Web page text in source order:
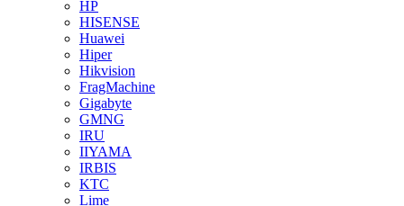
HP
HISENSE
Huawei
Hiper
Hikvision
FragMachine
Gigabyte
GMNG
IRU
IIYAMA
IRBIS
KTC
Lime